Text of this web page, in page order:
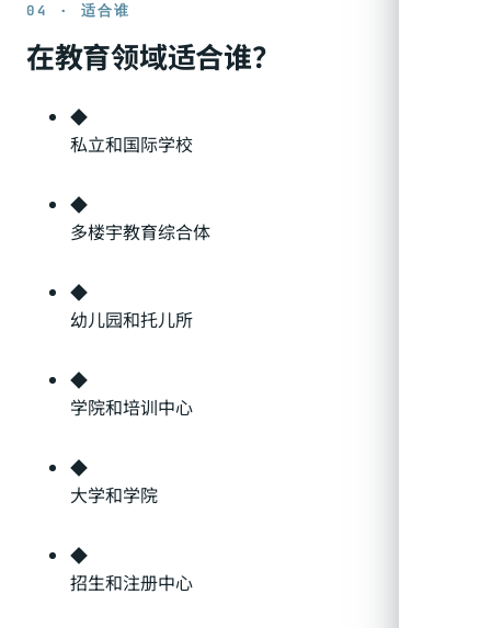
04 · 适合谁
在教育领域适合谁？
◆
私立和国际学校
◆
多楼宇教育综合体
◆
幼儿园和托儿所
◆
学院和培训中心
◆
大学和学院
◆
招生和注册中心